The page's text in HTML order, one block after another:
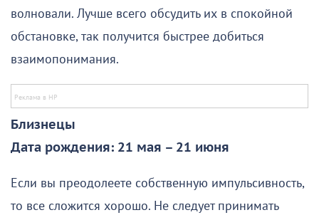
волновали. Лучше всего обсудить их в спокойной
обстановке, так получится быстрее добиться
взаимопонимания.
Близнецы
Дата рождения: 21 мая – 21 июня
Если вы преодолеете собственную импульсивность,
то все сложится хорошо. Не следует принимать